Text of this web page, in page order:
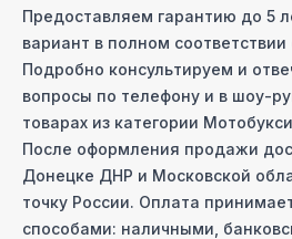
Предоставляем гарантию до 5
вариант в полном
Подробно консультируем и
вопросы по телефону и в шоу-
товарах из категории
После оформления продажи
Донецке ДНР и Московcкой
точку России. Оплата
способами: наличными,